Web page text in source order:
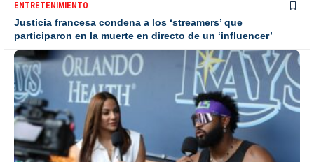
ENTRETENIMIENTO
Justicia francesa condena a los ‘streamers’ que
participaron en la muerte en directo de un ‘influencer’